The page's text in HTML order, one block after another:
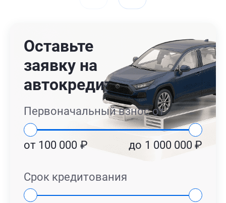
Оставьте
заявку на
автокредит
Первоначальный взнос от
от 100 000 ₽ до 1 000 000 ₽
Срок кредитования